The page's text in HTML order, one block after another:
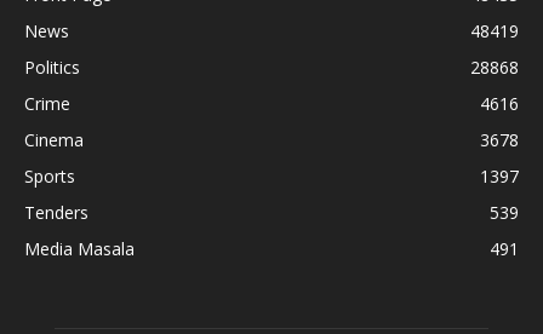
News
48419
Politics
28868
Crime
4616
Cinema
3678
Sports
1397
Tenders
539
Media Masala
491